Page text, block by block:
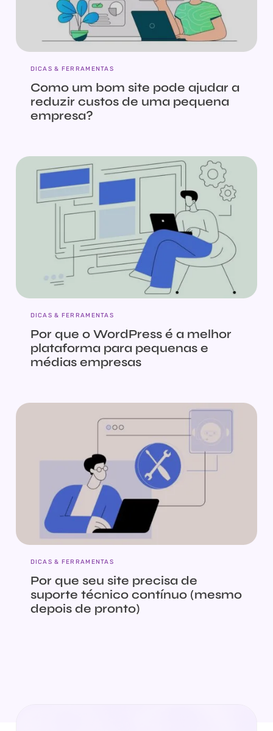
DICAS & FERRAMENTAS
Como um bom site pode ajudar a
reduzir custos de uma pequena
empresa?
DICAS & FERRAMENTAS
Por que o WordPress é a melhor
plataforma para pequenas e
médias empresas
DICAS & FERRAMENTAS
Por que seu site precisa de
suporte técnico contínuo (mesmo
depois de pronto)